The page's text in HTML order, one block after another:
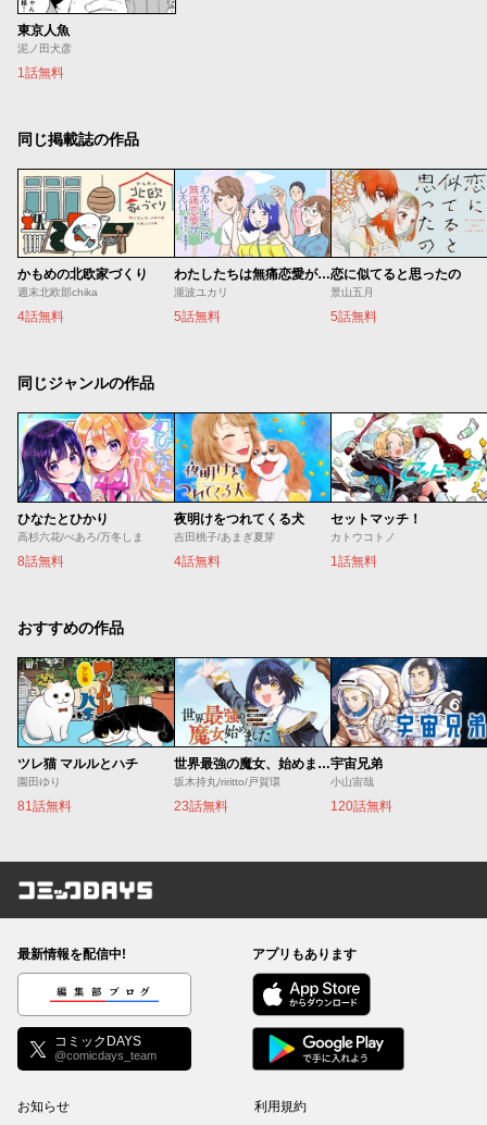
東京人魚
泥ノ田犬彦
1話無料
同じ掲載誌の作品
かもめの北欧家づくり
週末北欧部chika
4話無料
わたしたちは無痛恋愛がしたい 〜鍵垢女子と星屑男子とフェミおじさん〜
瀧波ユカリ
5話無料
恋に似てると思ったの
景山五月
5話無料
同じジャンルの作品
ひなたとひかり
高杉六花/べあろ/万冬しま
8話無料
夜明けをつれてくる犬
吉田桃子/あまぎ夏芽
4話無料
セットマッチ！
カトウコトノ
1話無料
おすすめの作品
ツレ猫 マルルとハチ
園田ゆり
81話無料
世界最強の魔女、始めました ～私だけ『攻略サイト』を見れる世界で自由に生きます～
坂木持丸/riritto/戸賀環
23話無料
宇宙兄弟
小山宙哉
120話無料
コミックDAYS
最新情報を配信中!
編集部ブログ
コミックDAYS
@comicdays_team
アプリもあります
お知らせ 利用規約